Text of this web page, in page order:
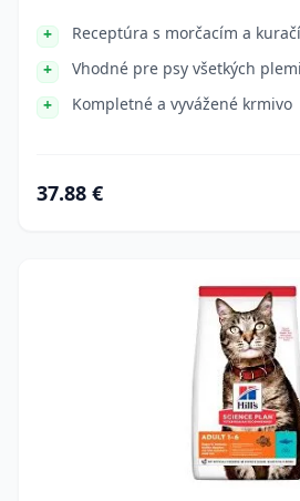
Receptúra s morčacím a
Vhodné pre psy všetkých
Kompletné a vyvážené krmivo
37.88 €